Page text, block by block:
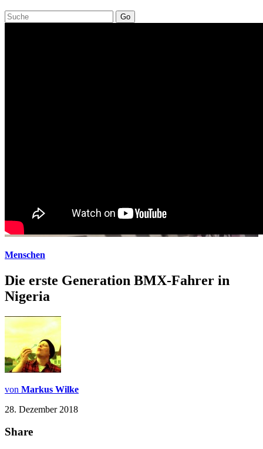
Go
Menschen
Die erste Generation BMX-Fahrer in
Nigeria
von Markus Wilke
28. Dezember 2018
Share